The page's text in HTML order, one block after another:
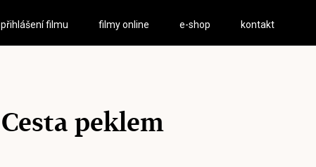
přihlášení filmu filmy online e-shop kontakt
Cesta peklem